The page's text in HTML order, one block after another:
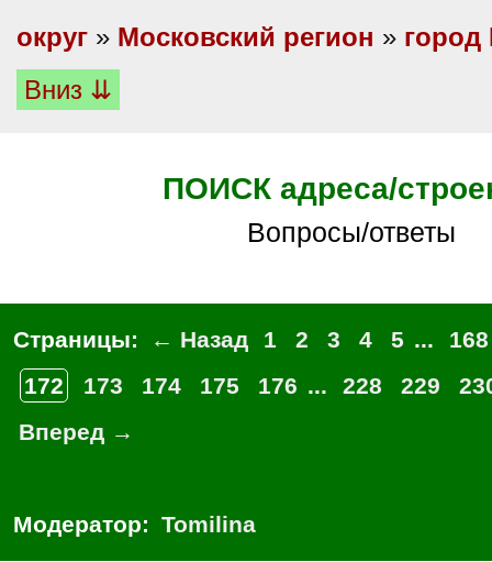
округ » Московский регион » город
Вниз ⇊
ПОИСК адреса/
Вопросы/ответы
Страницы: ← Назад 1 2 3 4 5 ...
168
172
173 174 175 176 ... 228 229
Вперед →
Модератор: Tomilina